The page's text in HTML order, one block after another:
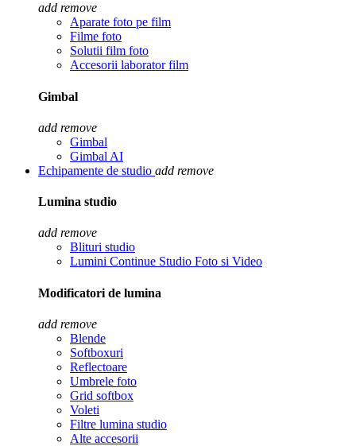
add remove
Aparate foto pe film
Filme foto
Solutii film foto
Accesorii laborator film
Gimbal
add remove
Gimbal
Gimbal AI
Echipamente de studio add remove
Lumina studio
add remove
Blituri studio
Lumini Continue Studio Foto si Video
Modificatori de lumina
add remove
Blende
Softboxuri
Reflectoare
Umbrele foto
Grid softbox
Voleti
Filtre lumina studio
Alte accesorii